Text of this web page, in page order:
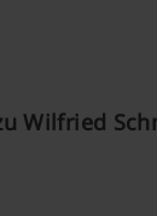
Wilfried